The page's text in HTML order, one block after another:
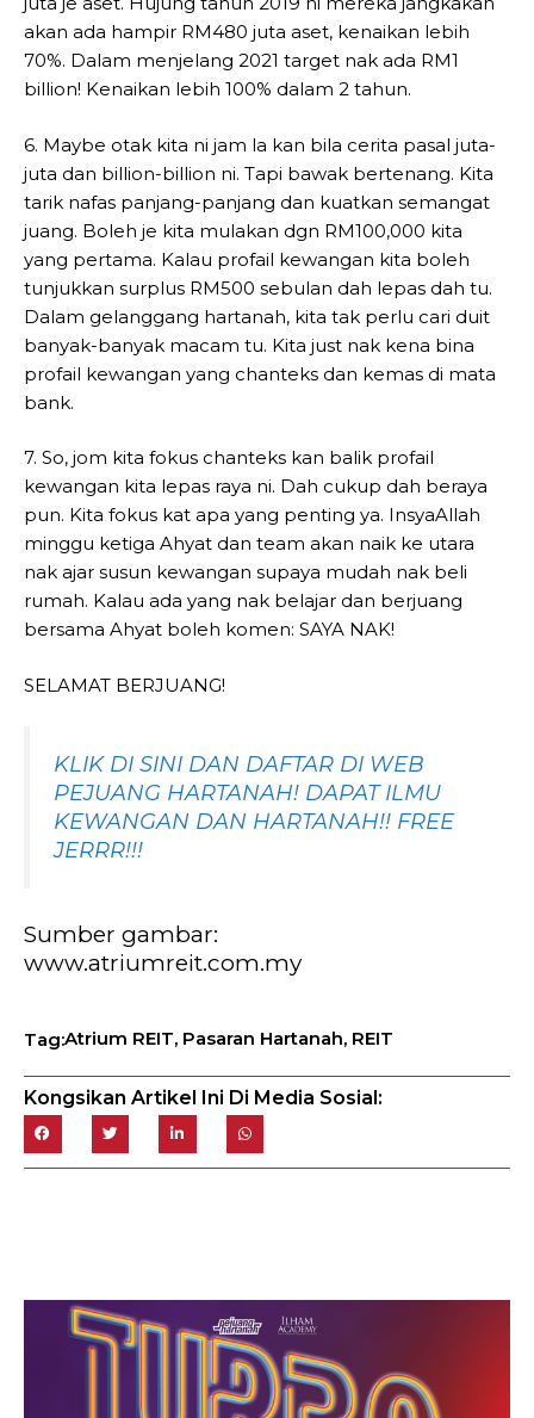
akan ada hampir RM480 juta aset, kenaikan lebih
70%. Dalam menjelang 2021 target nak ada RM1
billion! Kenaikan lebih 100% dalam 2 tahun.
6. Maybe otak kita ni jam la kan bila cerita pasal juta-
juta dan billion-billion ni. Tapi bawak bertenang. Kita
tarik nafas panjang-panjang dan kuatkan semangat
juang. Boleh je kita mulakan dgn RM100,000 kita
yang pertama. Kalau profail kewangan kita boleh
tunjukkan surplus RM500 sebulan dah lepas dah tu.
Dalam gelanggang hartanah, kita tak perlu cari duit
banyak-banyak macam tu. Kita just nak kena bina
profail kewangan yang chanteks dan kemas di mata
bank.
7. So, jom kita fokus chanteks kan balik profail
kewangan kita lepas raya ni. Dah cukup dah beraya
pun. Kita fokus kat apa yang penting ya. InsyaAllah
minggu ketiga Ahyat dan team akan naik ke utara
nak ajar susun kewangan supaya mudah nak beli
rumah. Kalau ada yang nak belajar dan berjuang
bersama Ahyat boleh komen: SAYA NAK!
SELAMAT BERJUANG!
KLIK DI SINI DAN DAFTAR DI WEB
PEJUANG HARTANAH! DAPAT ILMU
KEWANGAN DAN HARTANAH!! FREE
JERRR!!!
Sumber gambar:
www.atriumreit.com.my
Tag:Atrium REIT, Pasaran Hartanah, REIT
Kongsikan Artikel Ini Di Media Sosial: